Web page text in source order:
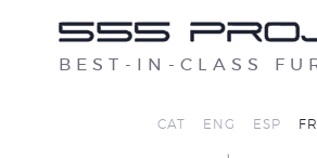
BEST-IN-CLASS
CAT ENG ESP